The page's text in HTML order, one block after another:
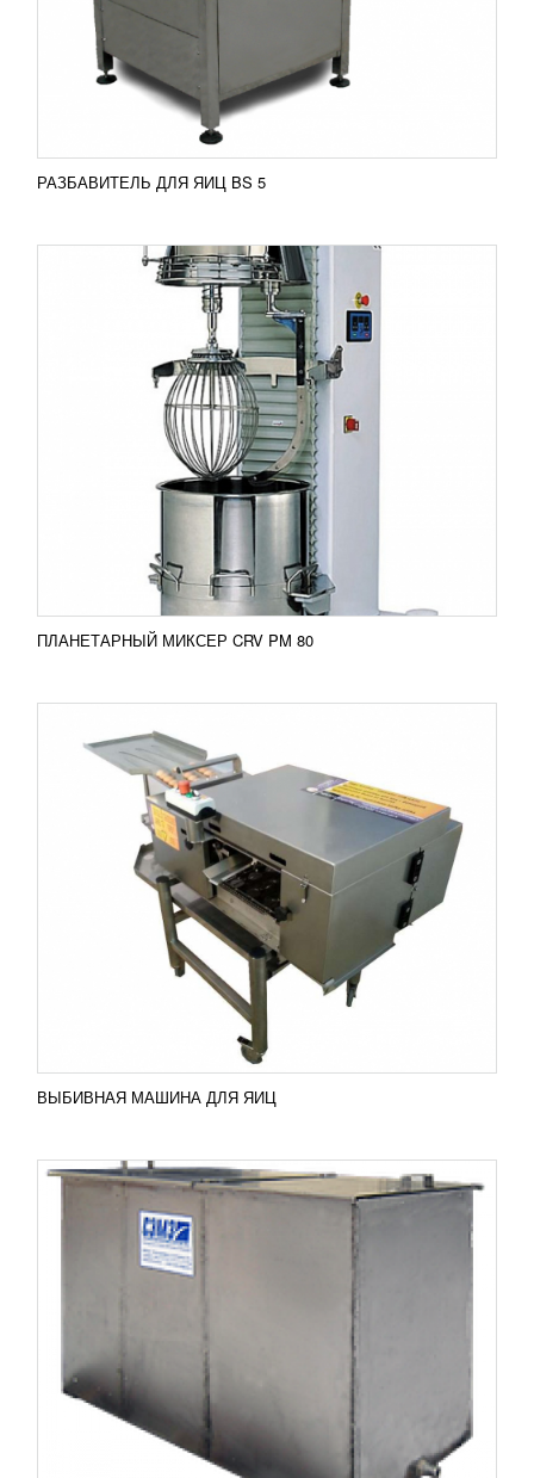
РАЗБАВИТЕЛЬ ДЛЯ ЯИЦ BS 5
миксер PM CRV - это модель, которую можно
применить не только для взбивания различного
рода кремов,...
ПОДРОБНЕЕ
Добавить в сравнение
ПЛАНЕТАРНЫЙ МИКСЕР CRV PM 80
ВЫБИВНАЯ МАШИНА ДЛЯ ЯИЦ
УЗНАТЬ ЦЕНУ
Выбивная машина для яиц Машина RZ-3 – это
идеальное решение для производства, где
используется большой объем яиц. ...
ПОДРОБНЕЕ
Добавить в сравнение
ВЫБИВНАЯ МАШИНА ДЛЯ ЯИЦ
СОЛЕРАСТВОРИТЕЛЬ (НЕРЖ)
ТРЕХСЕКЦИОННЫЙ СРЗ-0,3
93 316RUB
Трехсекционный солерастворитель модель
СРЗ-0,3 предназначается для непрерывного
приготовления раствора в кондитерском и
хлебопекарном производстве....
Добавить в сравнение
УСТАНОВКА МИКРОКЛИМАТА (В
RUB
Установка микроклимата используется для
поддержания заданного температурного режима и
влажности в камерах расстойки заготовок из теста.
Объем от 10м2...
ПОДРОБНЕЕ
Добавить в сравнение